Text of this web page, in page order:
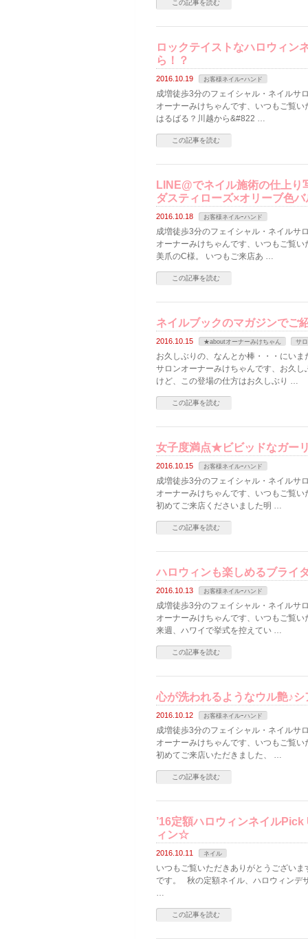
この記事を読む
ロックテイストなハロウィン
ら！？
2016.10.19 お客様ネイルｰハンド
成増徒歩3分のフェイシャル・ネイルサ
オーナーみけちゃんです、いつもご覧
はるばる？川越から&#822 …
この記事を読む
LINE@でネイル施術の仕上
ダスティローズ×オリーブ色
2016.10.18 お客様ネイルｰハンド
成増徒歩3分のフェイシャル・ネイルサ
オーナーみけちゃんです、いつもご覧
美爪のC様。 いつもご来店あ …
この記事を読む
ネイルブックのマガジンでご
2016.10.15 ★aboutオーナーみけちゃん サ
お久しぶりの、なんとか棒・・・にい
サロンオーナーみけちゃんです、お久
けど、この登場の仕方はお久しぶり …
この記事を読む
女子度満点★ビビッドなガー
2016.10.15 お客様ネイルｰハンド
成増徒歩3分のフェイシャル・ネイルサ
オーナーみけちゃんです、いつもご覧
初めてご来店くださいました明 …
この記事を読む
ハロウィンも楽しめるブライ
2016.10.13 お客様ネイルｰハンド
成増徒歩3分のフェイシャル・ネイルサ
オーナーみけちゃんです、いつもご覧
来週、ハワイで挙式を控えてい …
この記事を読む
心が洗われるようなウル艶♪
2016.10.12 お客様ネイルｰハンド
成増徒歩3分のフェイシャル・ネイルサ
オーナーみけちゃんです、いつもご覧
初めてご来店いただきました、 …
この記事を読む
’16定額ハロウィンネイル
ィン☆
2016.10.11 ネイル
いつもご覧いただきありがとうござい
です。 秋の定額ネイル、ハロウィンデ
…
この記事を読む